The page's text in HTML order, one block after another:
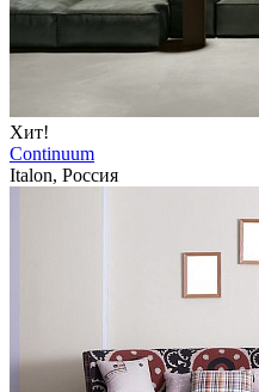
Хит!
Continuum
Italon, Россия